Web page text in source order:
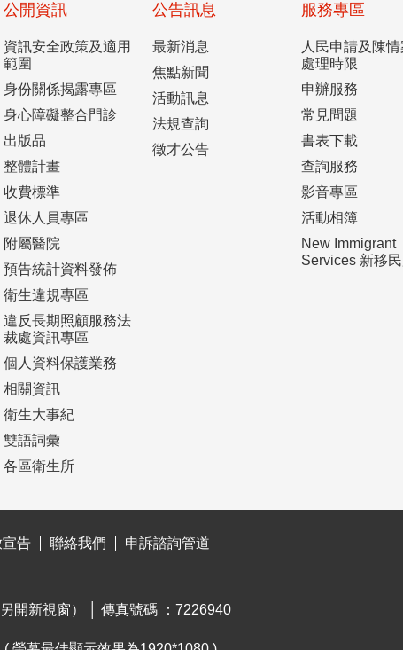
公開資訊
資訊安全政策及適用
範圍
身份關係揭露專區
身心障礙整合門診
出版品
整體計畫
收費標準
退休人員專區
附屬醫院
預告統計資料發佈
衛生違規專區
違反長期照顧服務法
裁處資訊專區
個人資料保護業務
相關資訊
衛生大事紀
雙語詞彙
各區衛生所
公告訊息
最新消息
焦點新聞
活動訊息
法規查詢
徵才公告
服務專區
人民申請及陳
處理時限
申辦服務
常見問題
書表下載
查詢服務
影音專區
活動相簿
New Immigrant
Services 新移
告 聯絡我們
申訴諮詢管道
開新視窗）
│ 傳真號碼 ：7226940